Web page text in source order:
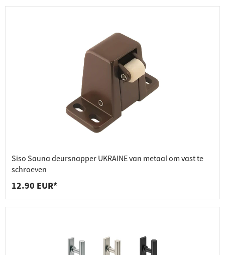
Siso Sauna deursnapper UKRAINE van metaal om vast te
schroeven
12.90 EUR*